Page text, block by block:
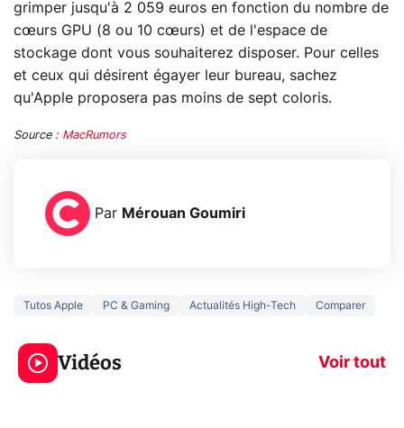
grimper jusqu'à 2 059 euros en fonction du nombre de
cœurs GPU (8 ou 10 cœurs) et de l'espace de
stockage dont vous souhaiterez disposer. Pour celles
et ceux qui désirent égayer leur bureau, sachez
qu'Apple proposera pas moins de sept coloris.
Source : MacRumors
Par Mérouan Goumiri
Tutos Apple PC & Gaming Actualités High-Tech Comparer
Vidéos Voir tout
3 écrans en 1 pour
319€ ? Voici L'AOC
CQ32G4ZA !
5
prochaine